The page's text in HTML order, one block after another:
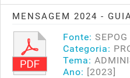
MENSAGEM 2024 -
Fonte:
Categoria:
Tema:
Ano: [2023]